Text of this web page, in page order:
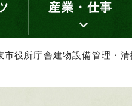
産業・仕事
役所庁舎建物設備管理・